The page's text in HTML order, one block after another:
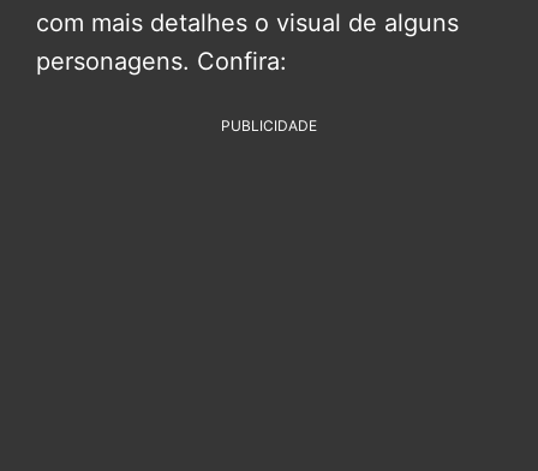
com mais detalhes o visual de alguns
personagens. Confira:
PUBLICIDADE